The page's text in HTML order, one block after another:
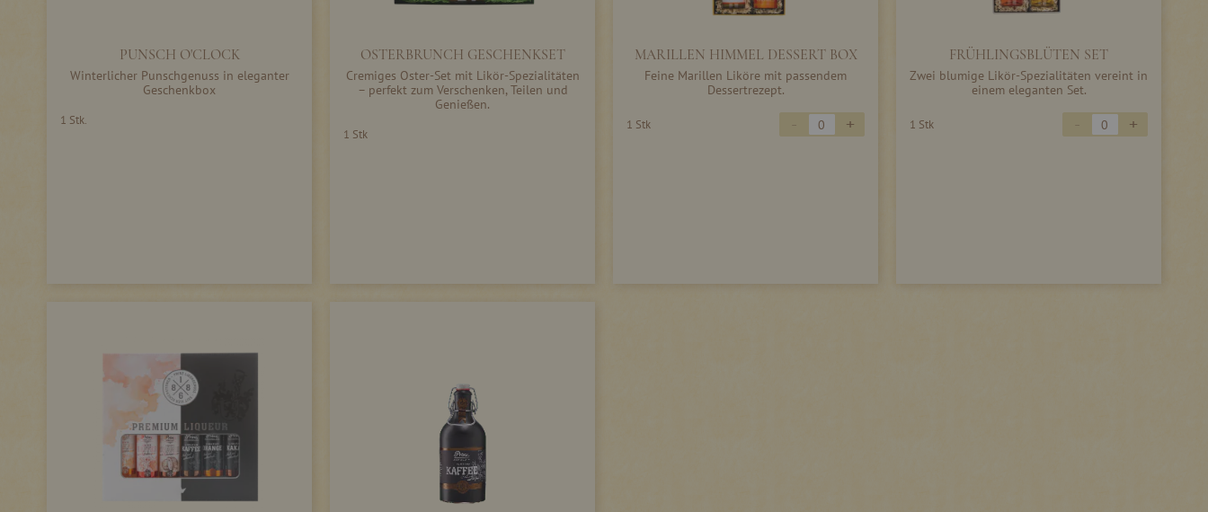
PUNSCH O'CLOCK
Winterlicher Punschgenuss in eleganter
Geschenkbox
1 Stk.
OSTERBRUNCH GESCHENKSET
Cremiges Oster-Set mit Likör-Spezialitäten
– perfekt zum Verschenken, Teilen und
Genießen.
1 Stk
MARILLEN HIMMEL DESSERT BOX
Feine Marillen Liköre mit passendem
Dessertrezept.
1 Stk - +
FRÜHLINGSBLÜTEN SET
Zwei blumige Likör-Spezialitäten vereint in
einem eleganten Set.
1 Stk - +